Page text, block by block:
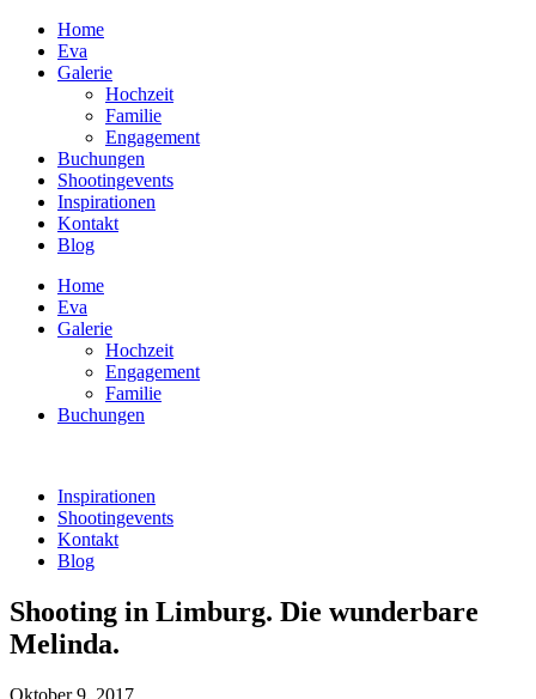
Home
Eva
Galerie
Hochzeit
Familie
Engagement
Buchungen
Shootingevents
Inspirationen
Kontakt
Blog
Home
Eva
Galerie
Hochzeit
Engagement
Familie
Buchungen
Inspirationen
Shootingevents
Kontakt
Blog
Shooting in Limburg. Die wunderbare
Melinda.
Oktober 9, 2017